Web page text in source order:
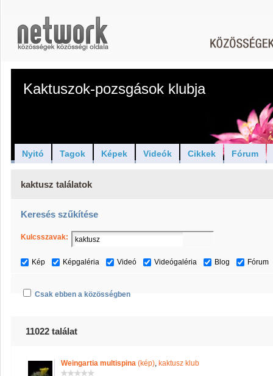
Kaktuszok-pozsgások klubja
Nyitó Tagok Képek Videók Cikkek Fórum
kaktusz találatok
Keresés szűkítése
Kulcsszavak:
Kép Képgaléria Videó Videógaléria Blog Fórum
Csak ebben a közösségben
11022 találat
Weingartia multispina (kép), kaktusz klub